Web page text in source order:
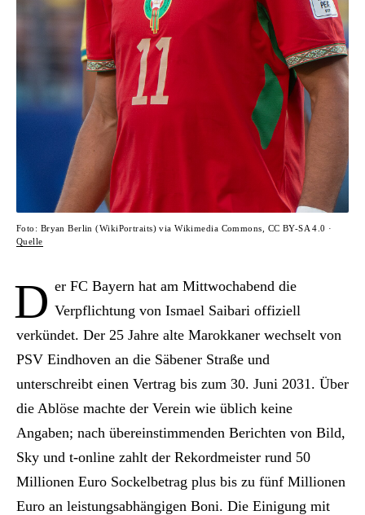
Foto: Bryan Berlin (WikiPortraits) via Wikimedia Commons, CC BY-SA 4.0 ·
Quelle
D er FC Bayern hat am Mittwochabend die
Verpflichtung von Ismael Saibari offiziell
verkündet. Der 25 Jahre alte Marokkaner wechselt von
PSV Eindhoven an die Säbener Straße und
unterschreibt einen Vertrag bis zum 30. Juni 2031. Über
die Ablöse machte der Verein wie üblich keine
Angaben; nach übereinstimmenden Berichten von Bild,
Sky und t-online zahlt der Rekordmeister rund 50
Millionen Euro Sockelbetrag plus bis zu fünf Millionen
Euro an leistungsabhängigen Boni. Die Einigung mit